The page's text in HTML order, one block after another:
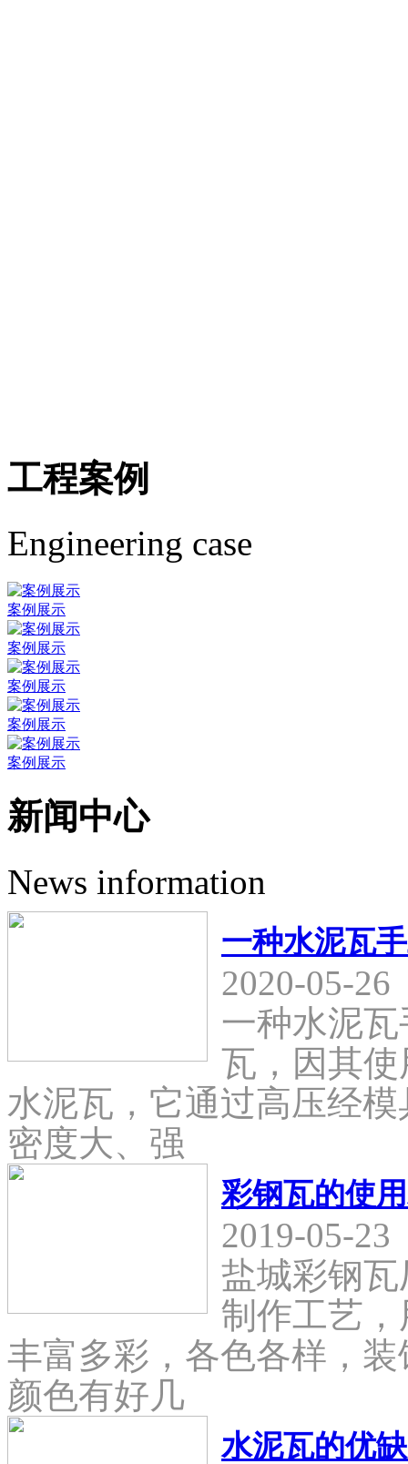
工程案例
Engineering case
案例展示
案例展示
案例展示
案例展示
案例展示
新闻中心
News information
一种水泥瓦
2020-05-26
一种水泥
瓦，因其
水泥瓦，它通过高压经
密度大、强
彩钢瓦的使
2019-05-23
盐城彩钢
制作工艺
丰富多彩，各色各样，
颜色有好几
水泥瓦的优